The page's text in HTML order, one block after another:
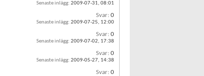
Senaste inlägg: 2009-07-31, 08:01
Svar: 0
Senaste inlägg: 2009-07-25, 12:00
Svar: 0
Senaste inlägg: 2009-07-02, 17:38
Svar: 0
Senaste inlägg: 2009-05-27, 14:38
Svar: 0